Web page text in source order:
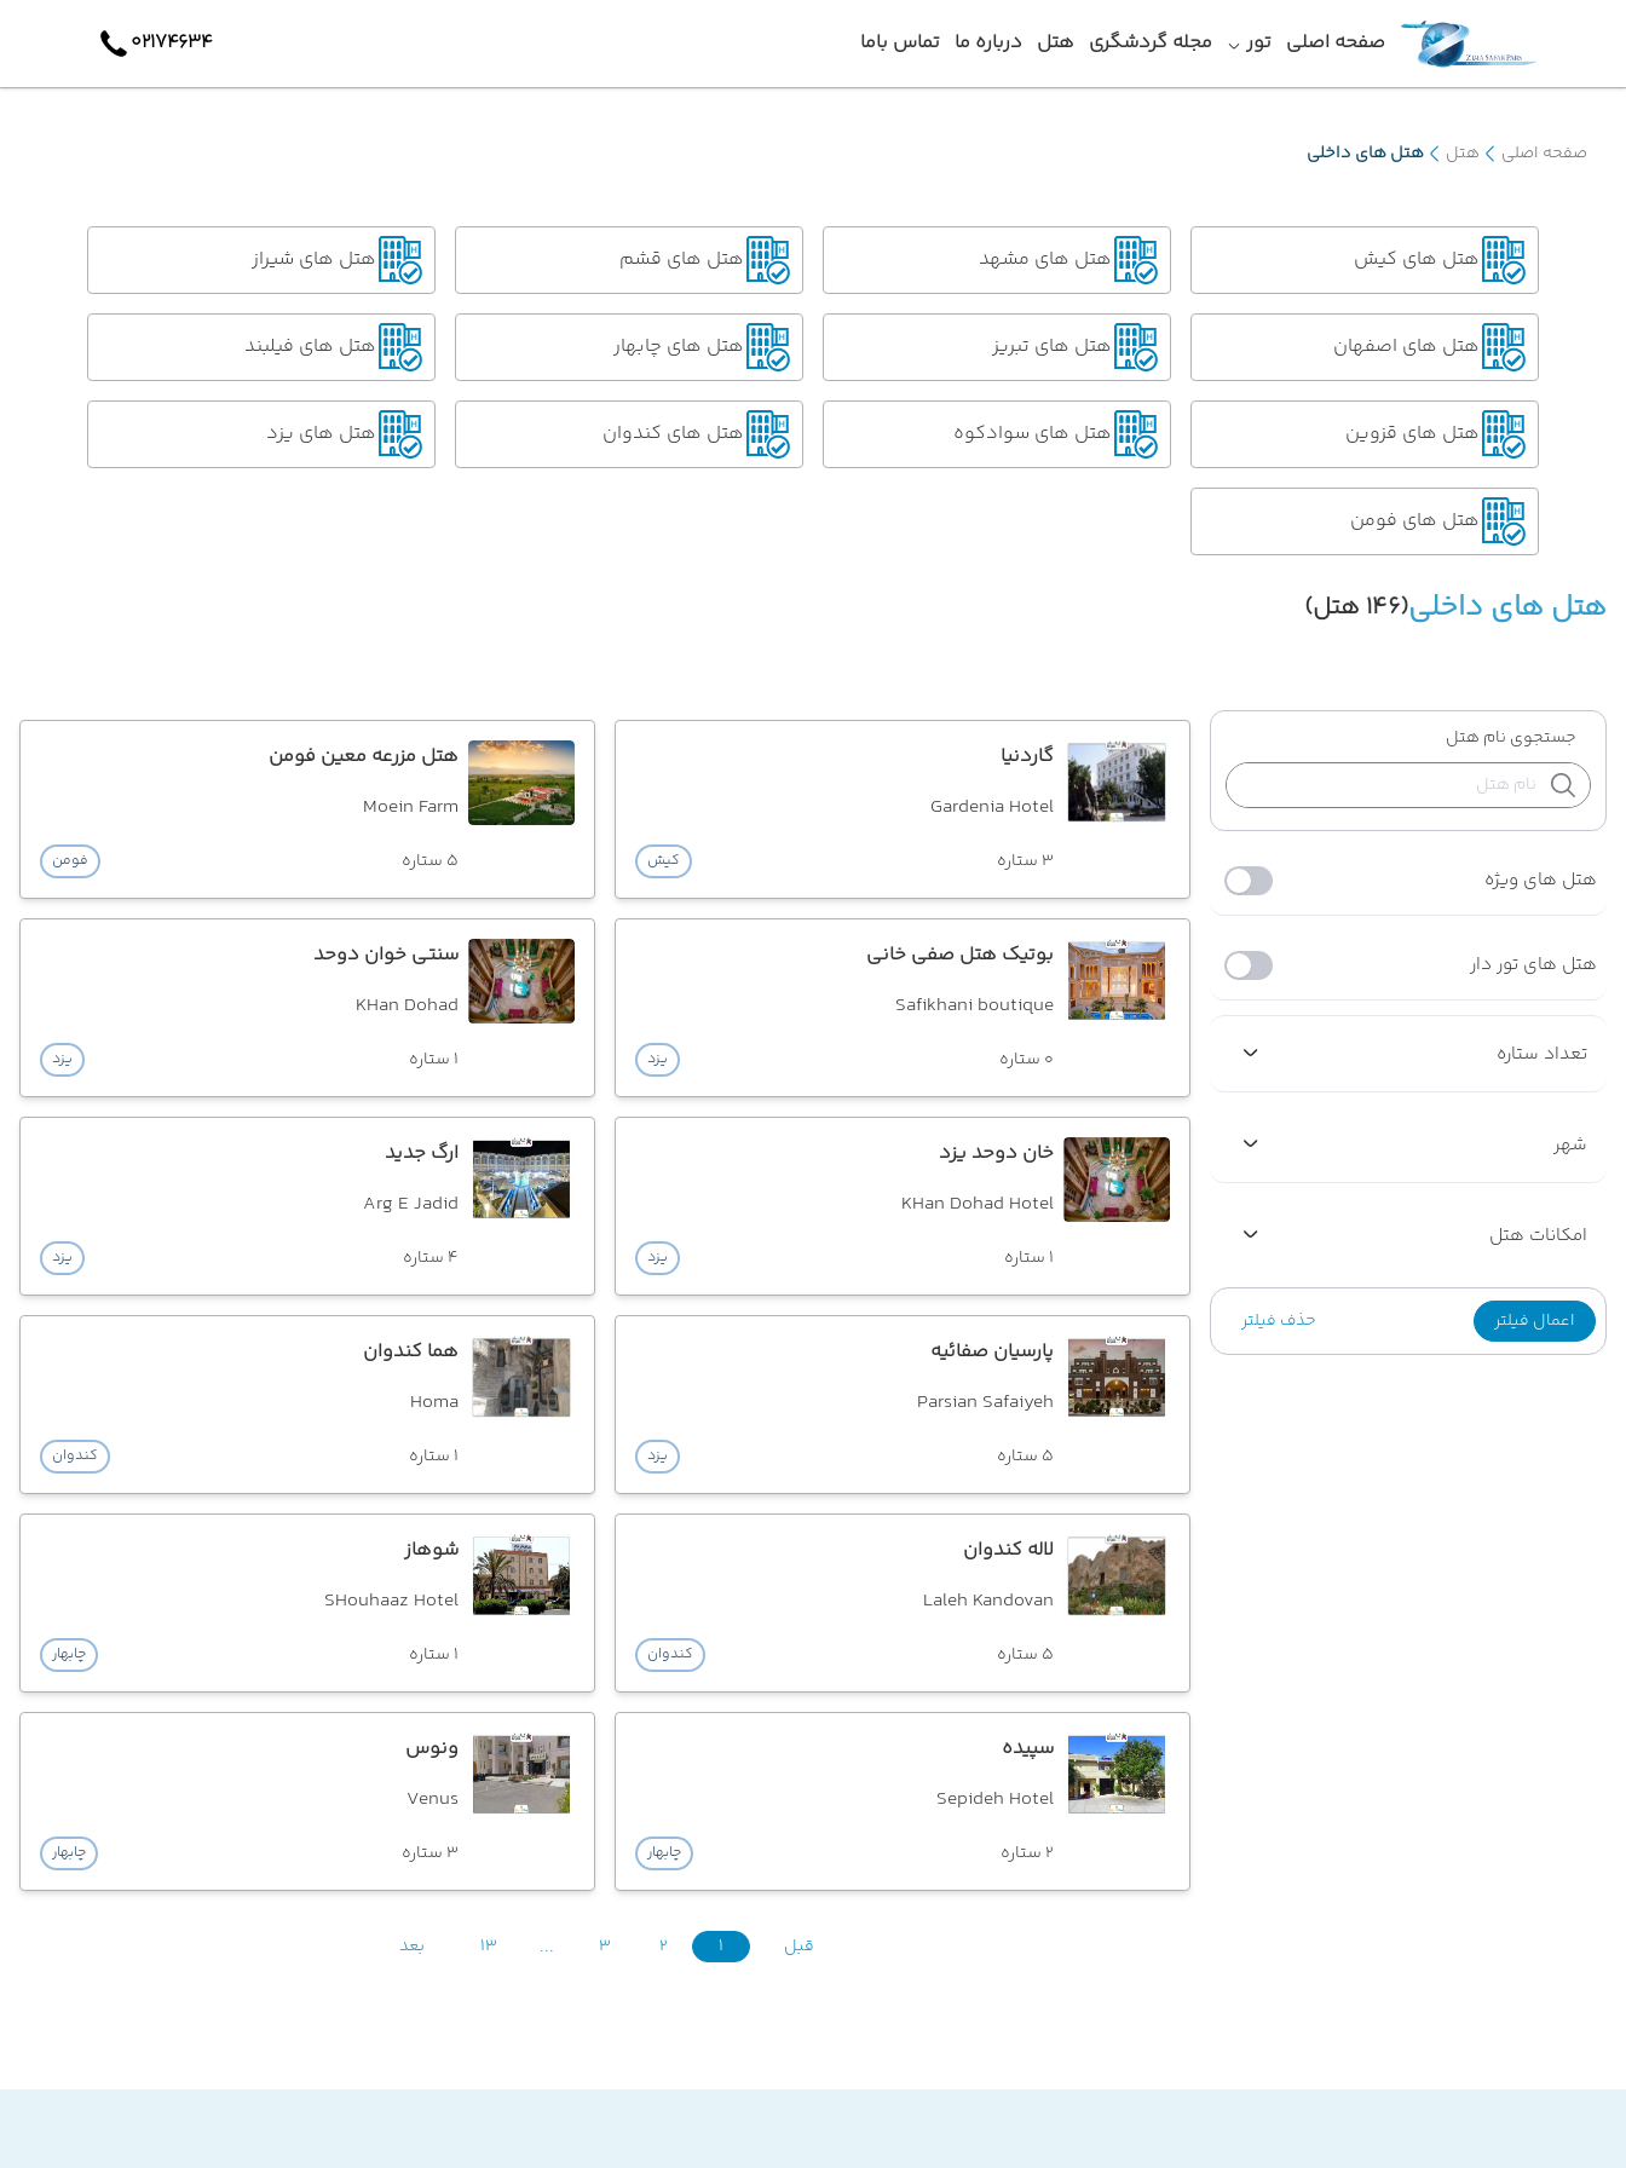
صفحه اصلی تور مجله گردشگری هتل درباره ما تماس باما ۰۲۱۷۴۶۳۴
صفحه اصلی هتل هتل های داخلی
هتل های کیش هتل های مشهد هتل های قشم هتل های شیراز
هتل های اصفهان هتل های تبریز هتل های چابهار هتل های فیلبند
هتل های قزوین هتل های سوادکوه هتل های کندوان هتل های یزد
هتل های فومن
هتل های داخلی(146 هتل)
جستجوی نام هتل
هتل های ویژه
هتل های تور دار
تعداد ستاره
شهر
امکانات هتل
اعمال فیلتر حذف فیلتر
گاردنیا
Gardenia Hotel
3 ستاره کیش
هتل مزرعه معین فومن
Moein Farm
5 ستاره فومن
بوتیک هتل صفی خانی
Safikhani boutique
0 ستاره یزد
سنتی خوان دوحد
KHan Dohad
1 ستاره یزد
خان دوحد یزد
KHan Dohad Hotel
1 ستاره یزد
ارگ جدید
Arg E Jadid
4 ستاره یزد
پارسیان صفائیه
Parsian Safaiyeh
5 ستاره یزد
هما کندوان
Homa
1 ستاره کندوان
لاله کندوان
Laleh Kandovan
5 ستاره کندوان
شوهاز
SHouhaaz Hotel
1 ستاره چابهار
سپیده
Sepideh Hotel
2 ستاره چابهار
ونوس
Venus
3 ستاره چابهار
قبل 1
2
3
13 بعد